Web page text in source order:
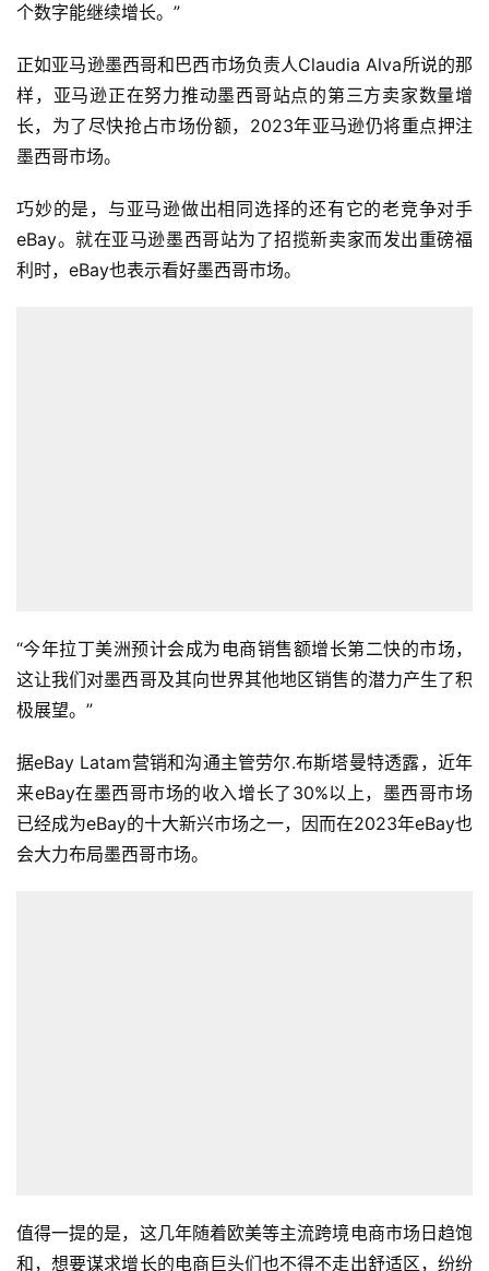
个数字能继续增长。”
正如亚马逊墨西哥和巴西市场负责人Claudia Alva所说的那
样，亚马逊正在努力推动墨西哥站点的第三方卖家数量增
长，为了尽快抢占市场份额，2023年亚马逊仍将重点押注
墨西哥市场。
巧妙的是，与亚马逊做出相同选择的还有它的老竞争对手
eBay。就在亚马逊墨西哥站为了招揽新卖家而发出重磅福
利时，eBay也表示看好墨西哥市场。
“今年拉丁美洲预计会成为电商销售额增长第二快的市场，
这让我们对墨西哥及其向世界其他地区销售的潜力产生了积
极展望。”
据eBay Latam营销和沟通主管劳尔.布斯塔曼特透露，近年
来eBay在墨西哥市场的收入增长了30%以上，墨西哥市场
已经成为eBay的十大新兴市场之一，因而在2023年eBay也
会大力布局墨西哥市场。
值得一提的是，这几年随着欧美等主流跨境电商市场日趋饱
和，想要谋求增长的电商巨头们也不得不走出舒适区，纷纷